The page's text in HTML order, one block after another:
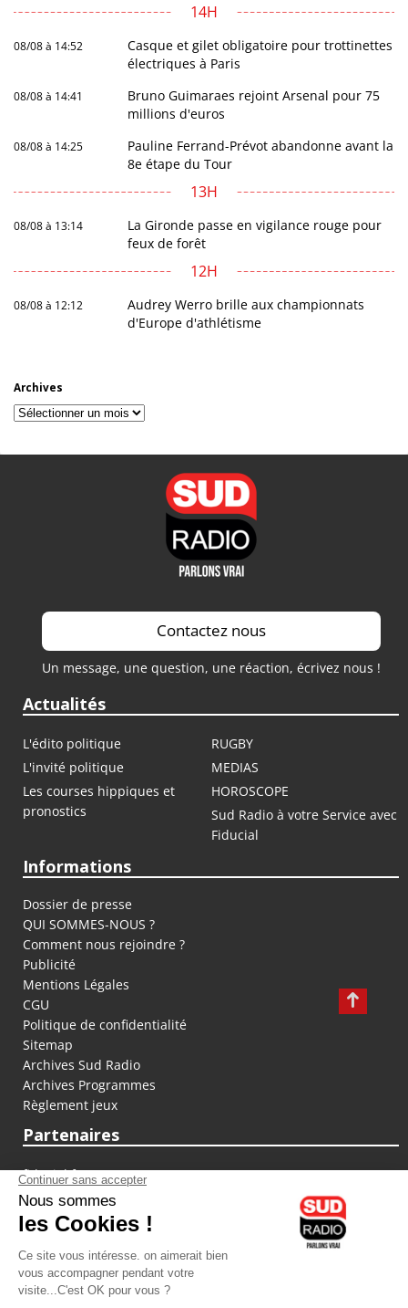
14H
08/08 à 14:52
Casque et gilet obligatoire pour trottinettes
électriques à Paris
08/08 à 14:41
Bruno Guimaraes rejoint Arsenal pour 75
millions d'euros
08/08 à 14:25
Pauline Ferrand-Prévot abandonne avant la
8e étape du Tour
13H
08/08 à 13:14
La Gironde passe en vigilance rouge pour
feux de forêt
12H
08/08 à 12:12
Audrey Werro brille aux championnats
d'Europe d'athlétisme
Archives
Archives
Contactez nous
Un message, une question, une réaction, écrivez nous !
Actualités
L'édito politique
RUGBY
L'invité politique
MEDIAS
Les courses hippiques et
pronostics
HOROSCOPE
Sud Radio à votre Service avec
Fiducial
Informations
Dossier de presse
QUI SOMMES-NOUS ?
Comment nous rejoindre ?
Publicité
Mentions Légales
CGU
Politique de confidentialité
Sitemap
Archives Sud Radio
Archives Programmes
Règlement jeux
Partenaires
fiducial.fr
lyoncapitale.fr
olympique-et-lyonnais.com
L'application Iphone / Android
Téléchargez l'application